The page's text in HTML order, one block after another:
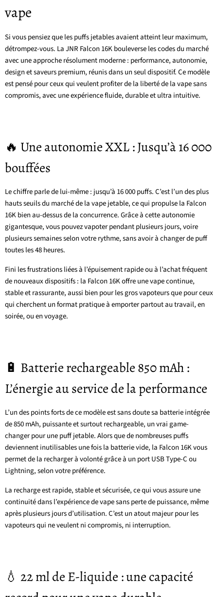
vape
Si vous pensiez que les puffs jetables avaient atteint leur maximum,
détrompez-vous. La JNR Falcon 16K bouleverse les codes du marché
avec une approche résolument moderne : performance, autonomie,
design et saveurs premium, réunis dans un seul dispositif. Ce modèle
est pensé pour ceux qui veulent profiter de la liberté de la vape sans
compromis, avec une expérience fluide, durable et ultra intuitive.
🔥 Une autonomie XXL : Jusqu’à 16 000
bouffées
Le chiffre parle de lui-même : jusqu’à 16 000 puffs. C’est l’un des plus
hauts seuils du marché de la vape jetable, ce qui propulse la Falcon
16K bien au-dessus de la concurrence. Grâce à cette autonomie
gigantesque, vous pouvez vapoter pendant plusieurs jours, voire
plusieurs semaines selon votre rythme, sans avoir à changer de puff
toutes les 48 heures.
Fini les frustrations liées à l’épuisement rapide ou à l’achat fréquent
de nouveaux dispositifs : la Falcon 16K offre une vape continue,
stable et rassurante, aussi bien pour les gros vapoteurs que pour ceux
qui cherchent un format pratique à emporter partout au travail, en
soirée, ou en voyage.
🔋 Batterie rechargeable 850 mAh :
L’énergie au service de la performance
L’un des points forts de ce modèle est sans doute sa batterie intégrée
de 850 mAh, puissante et surtout rechargeable, un vrai game-
changer pour une puff jetable. Alors que de nombreuses puffs
deviennent inutilisables une fois la batterie vide, la Falcon 16K vous
permet de la recharger à volonté grâce à un port USB Type-C ou
Lightning, selon votre préférence.
La recharge est rapide, stable et sécurisée, ce qui vous assure une
continuité dans l’expérience de vape sans perte de puissance, même
après plusieurs jours d’utilisation. C’est un atout majeur pour les
vapoteurs qui ne veulent ni compromis, ni interruption.
💧 22 ml de E-liquide : une capacité